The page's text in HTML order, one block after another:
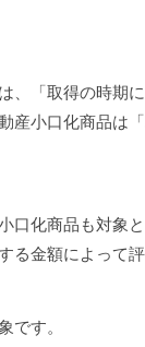
、「取得の時期
産小口化商品は
口化商品も対象
金額によって評
です。